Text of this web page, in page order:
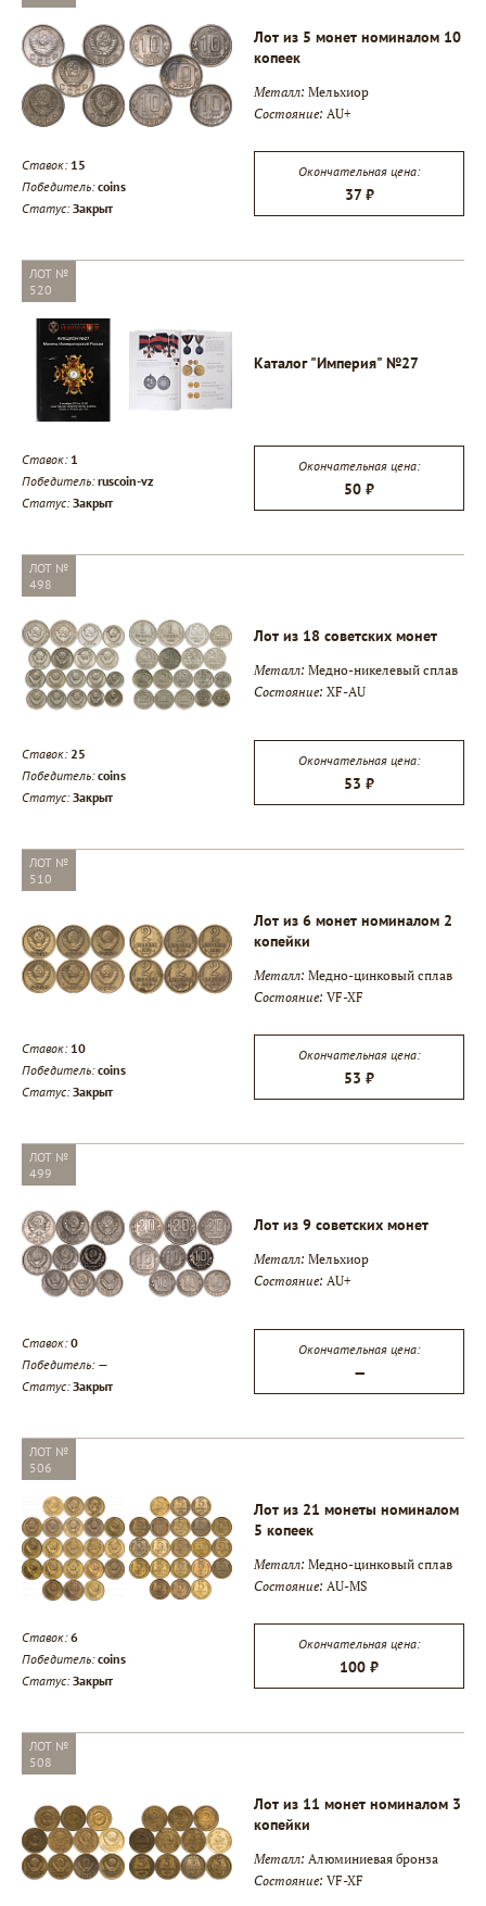
Лот из 5 монет номиналом 10
копеек
Металл: Мельхиор
Состояние: AU+
Ставок: 15
Победитель: coins
Статус:Закрыт
Окончательная цена:
37 ₽
ЛОТ №
520
Каталог "Империя" №27
Ставок: 1
Победитель: ruscoin-vz
Статус:Закрыт
Окончательная цена:
50 ₽
ЛОТ №
498
Лот из 18 советских монет
Металл: Медно-никелевый сплав
Состояние: XF-AU
Ставок:25
Победитель: coins
Статус:Закрыт
Окончательная цена:
53 ₽
ЛОТ №
510
Лот из 6 монет номиналом 2
копейки
Металл: Медно-цинковый сплав
Состояние: VF-XF
Ставок: 10
Победитель: coins
Статус:Закрыт
Окончательная цена:
53 ₽
ЛОТ №
499
Лот из 9 советских монет
Металл: Мельхиор
Состояние: AU+
Ставок:0
Победитель: —
Статус:Закрыт
Окончательная цена:
—
ЛОТ №
506
Лот из 21 монеты номиналом
5 копеек
Металл: Медно-цинковый сплав
Состояние: AU-MS
Ставок:6
Победитель: coins
Статус:Закрыт
Окончательная цена:
100 ₽
ЛОТ №
508
Лот из 11 монет номиналом 3
копейки
Металл: Алюминиевая бронза
Состояние: VF-XF